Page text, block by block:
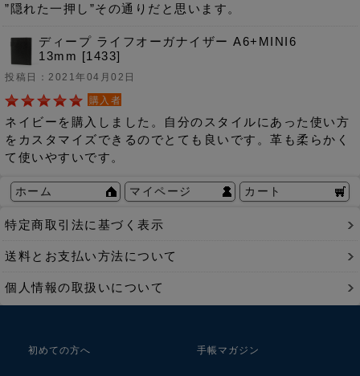
”隠れた一押し”その通りだと思います。
ディープ ライフオーガナイザー A6+MINI6
13mm [1433]
投稿日：2021年04月02日
購入者
ネイビーを購入しました。自分のスタイルにあった使い方
をカスタマイズできるのでとても良いです。革も柔らかく
て使いやすいです。
ホーム マイページ カート
特定商取引法に基づく表示
送料とお支払い方法について
個人情報の取扱いについて
初めての方へ 手帳マガジン